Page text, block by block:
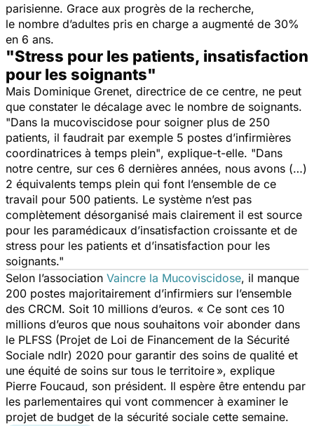
parisienne. Grace aux progrès de la recherche,
le nombre d’adultes pris en charge a augmenté de 30%
en 6 ans.
"Stress pour les patients, insatisfaction
pour les soignants"
Mais Dominique Grenet, directrice de ce centre, ne peut
que constater le décalage avec le nombre de soignants.
"Dans la mucoviscidose pour soigner plus de 250
patients, il faudrait par exemple 5 postes d’infirmières
coordinatrices à temps plein", explique-t-elle. "Dans
notre centre, sur ces 6 dernières années, nous avons (…)
2 équivalents temps plein qui font l’ensemble de ce
travail pour 500 patients. Le système n’est pas
complètement désorganisé mais clairement il est source
pour les paramédicaux d’insatisfaction croissante et de
stress pour les patients et d’insatisfaction pour les
soignants."
Selon l’association Vaincre la Mucoviscidose, il manque
200 postes majoritairement d’infirmiers sur l’ensemble
des CRCM. Soit 10 millions d’euros. « Ce sont ces 10
millions d’euros que nous souhaitons voir abonder dans
le PLFSS (Projet de Loi de Financement de la Sécurité
Sociale ndlr) 2020 pour garantir des soins de qualité et
une équité de soins sur tous le territoire », explique
Pierre Foucaud, son président. Il espère être entendu par
les parlementaires qui vont commencer à examiner le
projet de budget de la sécurité sociale cette semaine.